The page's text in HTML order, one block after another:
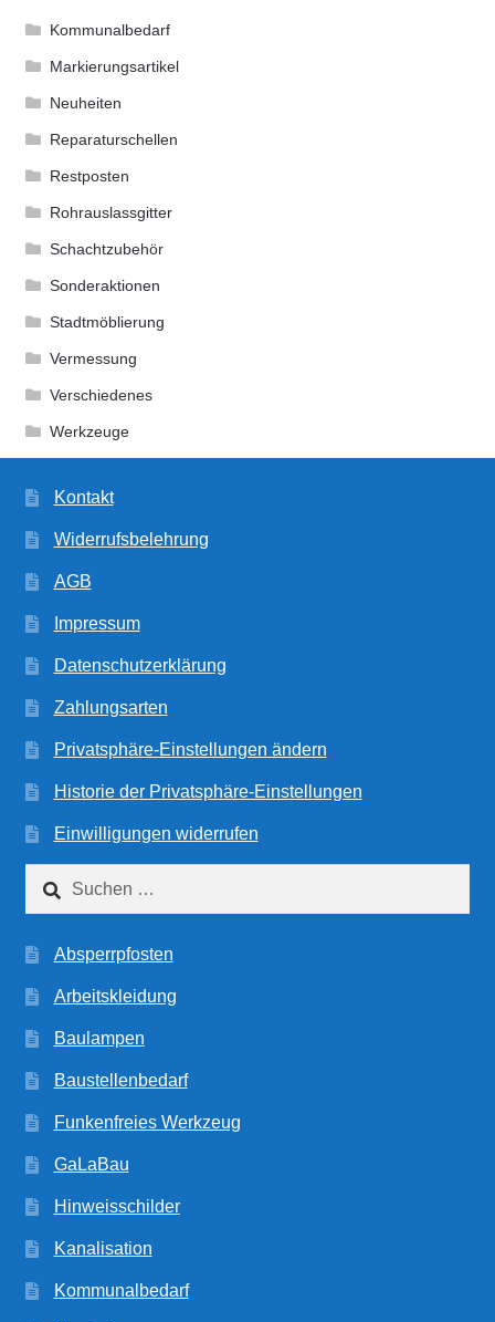
Kommunalbedarf
Markierungsartikel
Neuheiten
Reparaturschellen
Restposten
Rohrauslassgitter
Schachtzubehör
Sonderaktionen
Stadtmöblierung
Vermessung
Verschiedenes
Werkzeuge
Kontakt
Widerrufsbelehrung
AGB
Impressum
Datenschutzerklärung
Zahlungsarten
Privatsphäre-Einstellungen ändern
Historie der Privatsphäre-Einstellungen
Einwilligungen widerrufen
nach:
Absperrpfosten
Arbeitskleidung
Baulampen
Baustellenbedarf
Funkenfreies Werkzeug
GaLaBau
Hinweisschilder
Kanalisation
Kommunalbedarf